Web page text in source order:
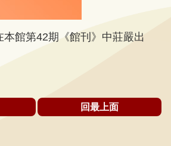
館第42期《館刊》中莊嚴出
回最上面